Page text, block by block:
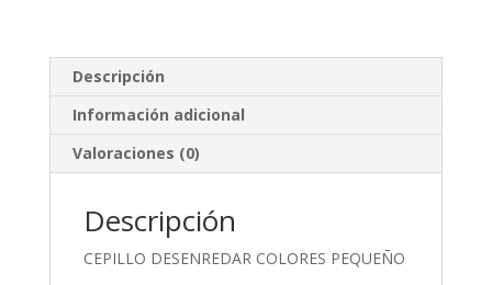
Descripción
Información adicional
Valoraciones (0)
Descripción
CEPILLO DESENREDAR COLORES PEQUEÑO